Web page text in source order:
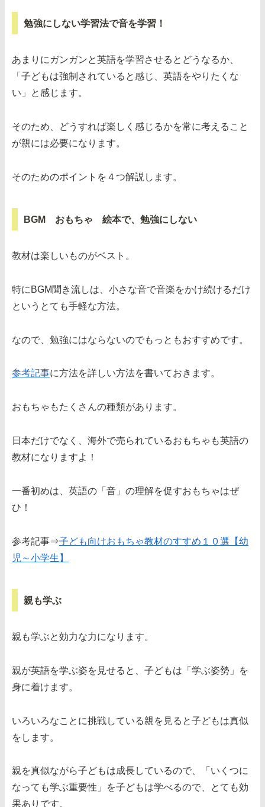
勉強にしない学習法で音を学習！
あまりにガンガンと英語を学習させるとどうなるか、
「子どもは強制されていると感じ、英語をやりたくな
い」と感じます。
そのため、どうすれば楽しく感じるかを常に考えること
が親には必要になります。
そのためのポイントを４つ解説します。
BGM おもちゃ 絵本で、勉強にしない
教材は楽しいものがベスト。
特にBGM聞き流しは、小さな音で音楽をかけ続けるだけ
というとても手軽な方法。
なので、勉強にはならないのでもっともおすすめです。
参考記事に方法を詳しい方法を書いておきます。
おもちゃもたくさんの種類があります。
日本だけでなく、海外で売られているおもちゃも英語の
教材になりますよ！
一番初めは、英語の「音」の理解を促すおもちゃはぜ
ひ！
参考記事⇒子ども向けおもちゃ教材のすすめ１０選【幼
児～小学生】
親も学ぶ
親も学ぶと効力な力になります。
親が英語を学ぶ姿を見せると、子どもは「学ぶ姿勢」を
身に着けます。
いろいろなことに挑戦している親を見ると子どもは真似
をします。
親を真似ながら子どもは成長しているので、「いくつに
なっても学ぶ重要性」を子どもは学べるので、とても効
果ありです。